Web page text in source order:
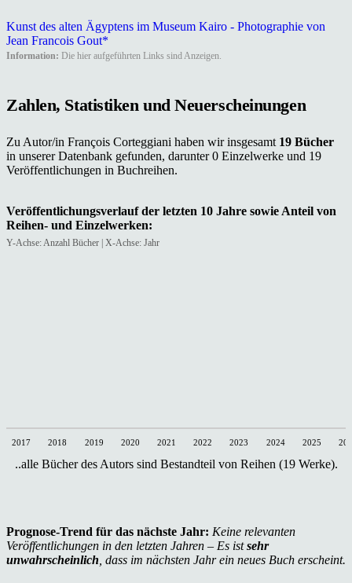
Kunst des alten Ägyptens im Museum Kairo - Photographie von
Jean Francois Gout*
Information: Die hier aufgeführten Links sind Anzeigen.
Zahlen, Statistiken und Neuerscheinungen
Zu Autor/in François Corteggiani haben wir insgesamt 19 Bücher
in unserer Datenbank gefunden, darunter 0 Einzelwerke und 19
Veröffentlichungen in Buchreihen.
Veröffentlichungsverlauf der letzten 10 Jahre sowie Anteil von
Reihen- und Einzelwerken:
Y-Achse: Anzahl Bücher | X-Achse: Jahr
2017 2018 2019 2020 2021 2022 2023 2024 2025
..alle Bücher des Autors sind Bestandteil von Reihen (19 Werke).
Prognose-Trend für das nächste Jahr: Keine relevanten
Veröffentlichungen in den letzten Jahren – Es istsehr
unwahrscheinlich , dass im nächsten Jahr ein neues Buch erscheint.